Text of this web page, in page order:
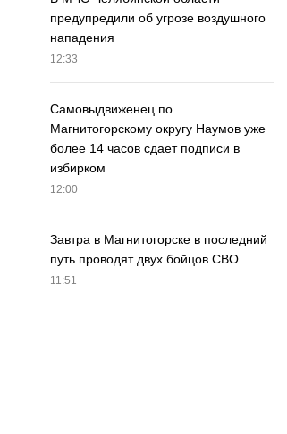
предупредили об угрозе воздушного
нападения
12:33
Самовыдвиженец по
Магнитогорскому округу Наумов уже
более 14 часов сдает подписи в
избирком
12:00
Завтра в Магнитогорске в последний
путь проводят двух бойцов СВО
11:51